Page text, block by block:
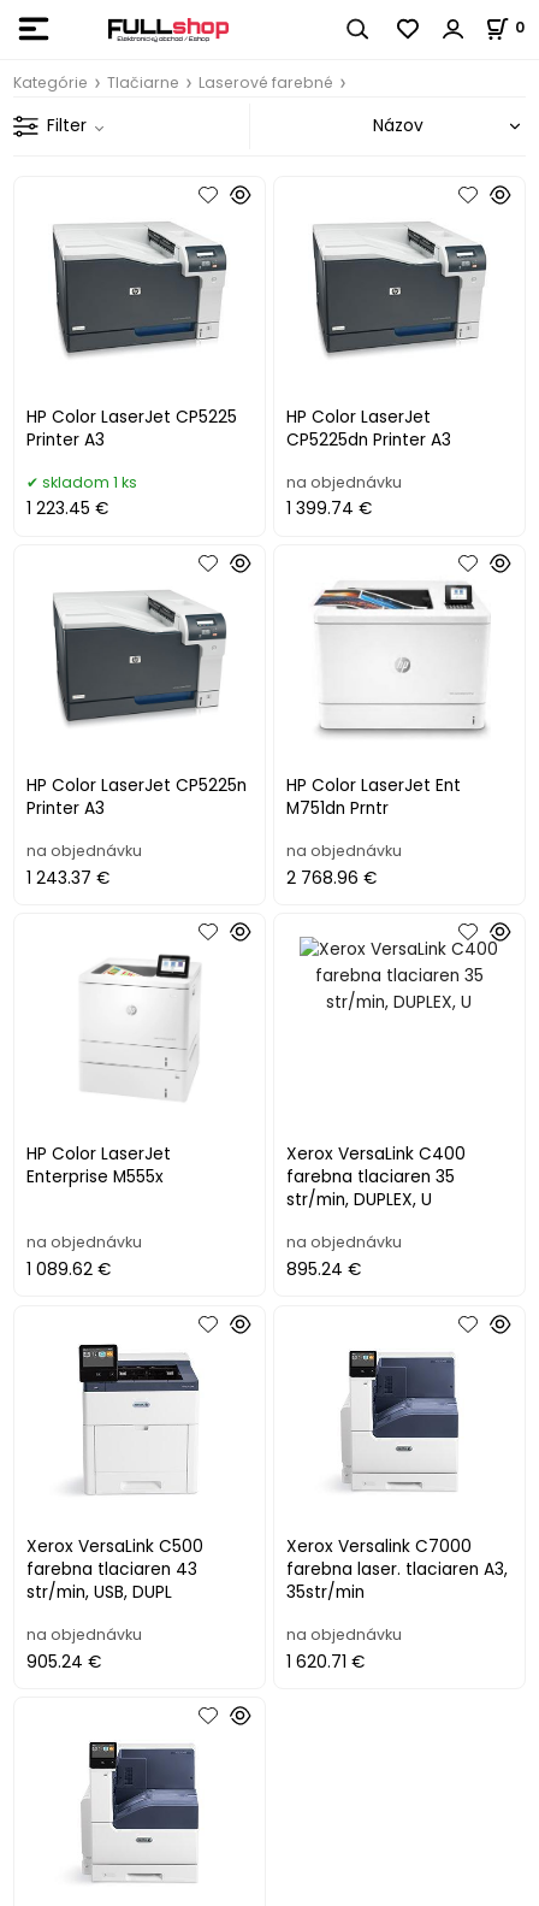
0
Kategórie Tlačiarne Laserové farebné
Filter
HP Color LaserJet CP5225
Printer A3
skladom 1 ks
1 223.45 €
HP Color LaserJet
CP5225dn Printer A3
na objednávku
1 399.74 €
HP Color LaserJet CP5225n
Printer A3
na objednávku
1 243.37 €
HP Color LaserJet Ent
M751dn Prntr
na objednávku
2 768.96 €
HP Color LaserJet
Enterprise M555x
na objednávku
1 089.62 €
Xerox VersaLink C400
farebna tlaciaren 35
str/min, DUPLEX, U
na objednávku
895.24 €
Xerox VersaLink C500
farebna tlaciaren 43
str/min, USB, DUPL
na objednávku
905.24 €
Xerox Versalink C7000
farebna laser. tlaciaren A3,
35str/min
na objednávku
1 620.71 €